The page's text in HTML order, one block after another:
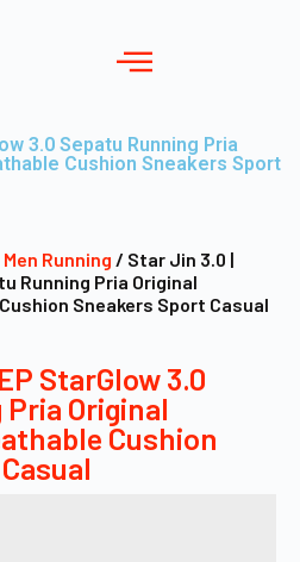
3.0 Sepatu Running Pria
Cushion Sneakers Sport
Men Running / Star Jin 3.0 |
Running Pria Original
Sneakers Sport Casual
StarGlow 3.0
Original
Cushion